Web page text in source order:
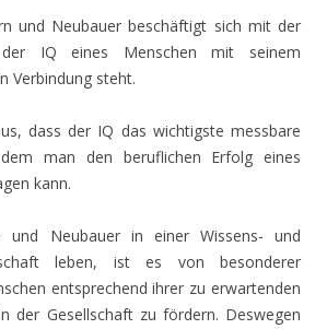
und Neubauer beschäftigt sich mit der
IQ eines Menschen mit seinem
Verbindung steht.
dass der IQ das wichtigste messbare
man den beruflichen Erfolg eines
kann.
Neubauer in einer Wissens- und
leben, ist es von besonderer
entsprechend ihrer zu erwartenden
der Gesellschaft zu fördern. Deswegen